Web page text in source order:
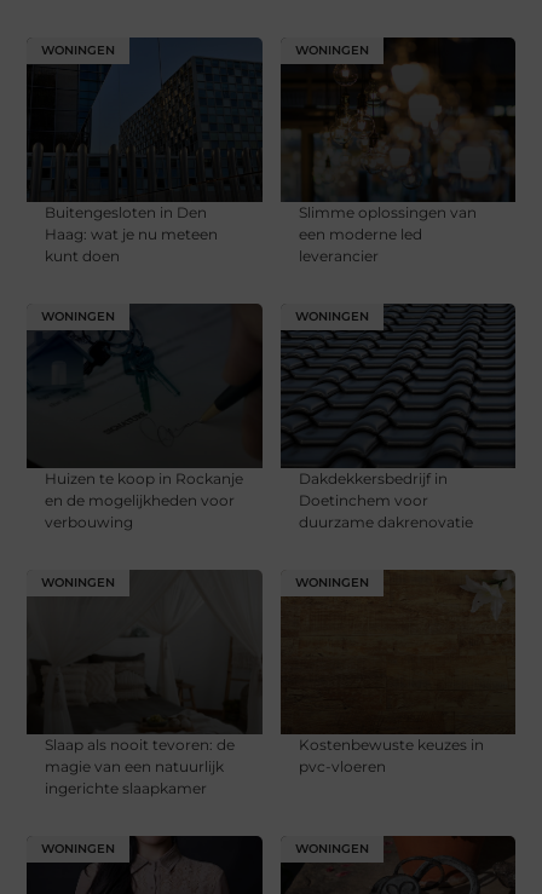
WONINGEN
Buitengesloten in Den
Haag: wat je nu meteen
kunt doen
WONINGEN
Slimme oplossingen van
een moderne led
leverancier
WONINGEN
Huizen te koop in Rockanje
en de mogelijkheden voor
verbouwing
WONINGEN
Dakdekkersbedrijf in
Doetinchem voor
duurzame dakrenovatie
WONINGEN
Slaap als nooit tevoren: de
magie van een natuurlijk
ingerichte slaapkamer
WONINGEN
Kostenbewuste keuzes in
pvc-vloeren
WONINGEN WONINGEN